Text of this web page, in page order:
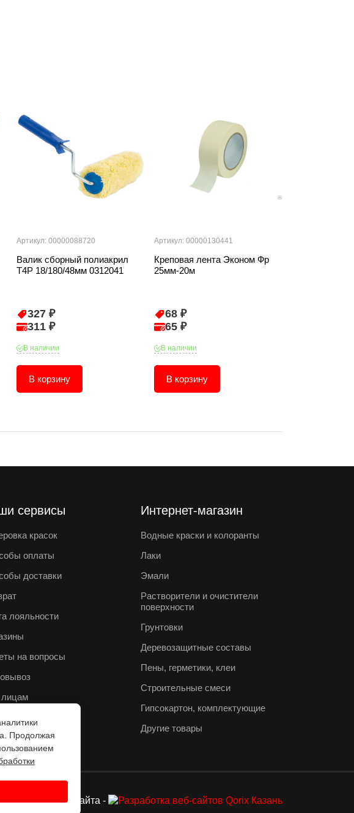
Артикул: 00000088720
Валик сборный полиакрил
T4P 18/180/48мм 0312041
327 ₽
311 ₽
В наличии
В корзину
Артикул: 00000130441
Креповая лента Эконом Фр
25мм-20м
68 ₽
65 ₽
В наличии
В корзину
сервисы
красок
оплаты
доставки
лояльности
на вопросы
Интернет-магазин
Водные краски и колоранты
Лаки
Эмали
Растворители и очистители
поверхности
Грунтовки
Деревозащитные составы
Пены, герметики, клеи
Строительные смеси
Гипсокартон, комплектующие
Другие товары
Разработка веб-сайта -
Продолжая